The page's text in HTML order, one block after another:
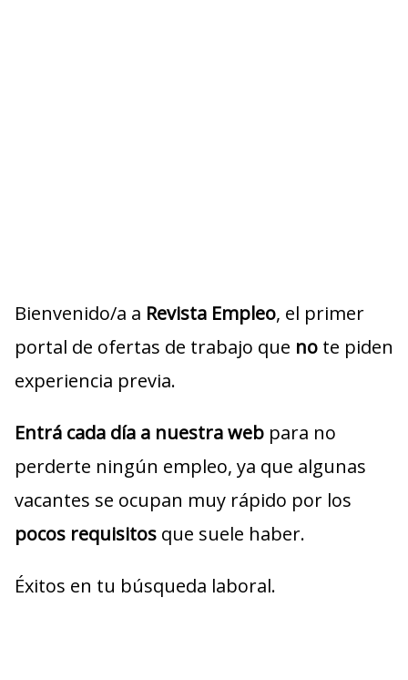
Bienvenido/a a Revista Empleo, el primer
portal de ofertas de trabajo que no te piden
experiencia previa.
Entrá cada día a nuestra web para no
perderte ningún empleo, ya que algunas
vacantes se ocupan muy rápido por los
pocos requisitos que suele haber.
Éxitos en tu búsqueda laboral.